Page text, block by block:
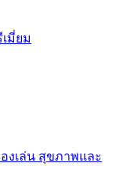
มี่ยม
องเล่น สุขภาพและ